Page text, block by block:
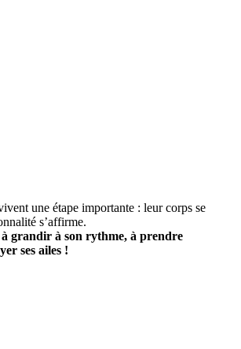
une étape importante : leur corps se
s’affirme.
grandir à son rythme, à prendre
ses ailes !